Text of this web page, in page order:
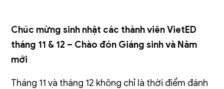
Chúc mừng sinh nhật các thành viên VietED
tháng 11 & 12 – Chào đón Giáng sinh và Năm
mới
Tháng 11 và tháng 12 không chỉ là thời điểm đánh